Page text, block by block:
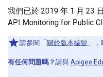
我們已於 2019 年 1 月 23
API Monitoring for Public
請參閱「 關於版本編號 」
有任何問題嗎？請與Apigee